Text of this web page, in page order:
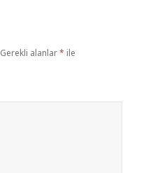
Gerekli alanlar* ile